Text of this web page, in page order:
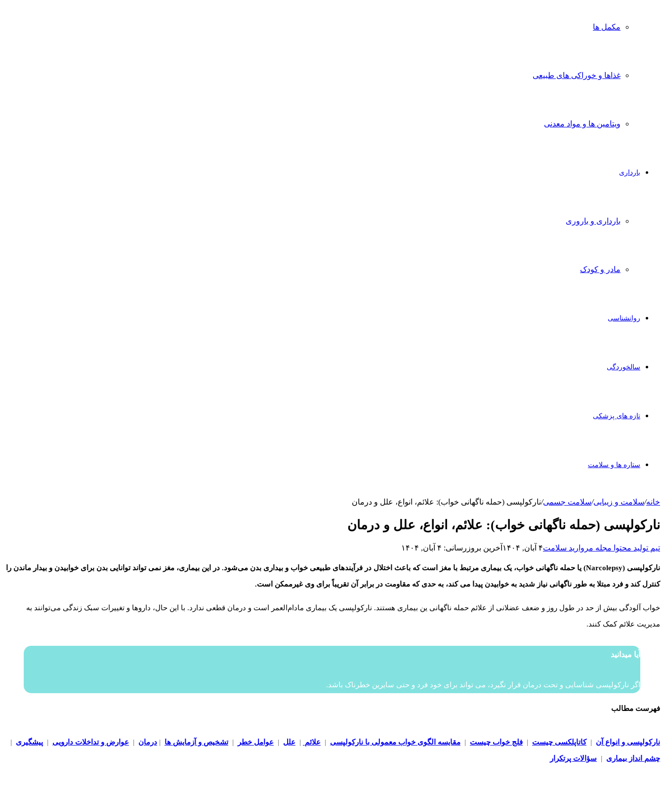
مکمل ها
غذاها و خوراکی های طبیعی
ویتامین ها و مواد معدنی
بارداری
بارداری و باروری
مادر و کودک
روانشناسی
سالخوردگی
تازه های پزشکی
ستاره ها و سلامت
خانه/سلامت و زیبایی/سلامت جسمی/نارکولپسی (حمله ناگهانی خواب): علائم، انواع، علل و درمان
نارکولپسی (حمله ناگهانی خواب): علائم، انواع، علل و درمان
تیم تولید محتوا مجله مروارید سلامت۴ آبان, ۱۴۰۴ آخرین بروزرسانی: ۴ آبان, ۱۴۰۴
نارکولپسی (Narcolepsy) یا حمله ناگهانی خواب، یک بیماری مرتبط با مغز است که باعث اختلال در فرآیندهای طبیعی خواب و بیداری بدن می‌شود. در این بیماری، مغز نمی تواند توانایی بدن برای خوابیدن و بیدار ماندن را
کنترل کند و فرد مبتلا به طور ناگهانی نیاز شدید به خوابیدن پیدا می کند، به حدی که مقاومت در برابر آن تقریباً برای وی غیرممکن است.
خواب آلودگی بیش از حد در طول روز و ضعف عضلانی از علائم حمله ناگهانی ین بیماری هستند. نارکولپسی یک بیماری مادام‌العمر است و درمان قطعی ندارد. با این حال، داروها و تغییرات سبک زندگی می‌توانند به
مدیریت علائم کمک کنند.
آیا میدانید
اگر نارکولپسی شناسایی و تحت درمان قرار نگیرد، می تواند برای خود فرد و حتی سایرین خطرناک باشد.
فهرست مطالب
نارکولپسی و انواع آن | کاتاپلکسی چیست | فلج خواب چیست | مقایسه الگوی خواب معمولی با نارکولپسی | علائم | علل | عوامل خطر | تشخیص و آزمایش ها | درمان | عوارض و تداخلات دارویی | پیشگیری |
چشم انداز بیماری | سؤالات پرتکرار